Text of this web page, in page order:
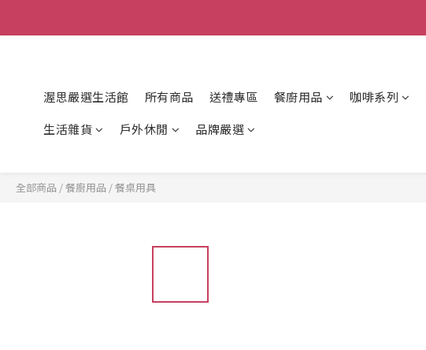
渥思嚴選生活館 所有商品 送禮專區 餐廚用品 咖啡系列
生活雜貨
戶外休閒 品牌嚴選
全部商品 /餐廚用品 /餐桌用具